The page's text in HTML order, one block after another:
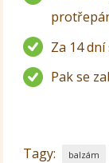
Za 14
Pak se
Tagy: balzám